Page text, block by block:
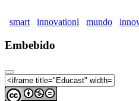
smart innovationl mundo
Embebido